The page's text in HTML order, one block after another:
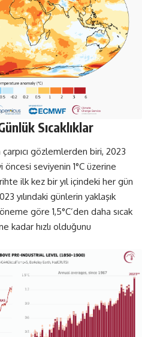
Sıcaklıklar
gözlemlerden biri, 2023
öncesi seviyenin 1°C üzerine
ilk kez bir yıl içindeki her gün
yılındaki günlerin yaklaşık
göre 1,5°C’den daha sıcak
kadar hızlı olduğunu